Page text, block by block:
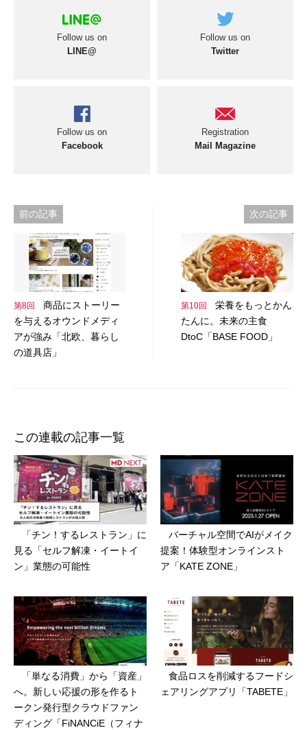
Follow us on
LINE@
Follow us on
Twitter
Follow us on
Facebook
Registration
Mail Magazine
投
ゲ
ー
シ
前の記事
第8回
商品にストーリー
を与えるオウンドメディ
アが強み「北欧、暮らし
の道具店」
次の記事
第10回
栄養をもっとかん
たんに。未来の主食
DtoC「BASE FOOD」
この連載の記事一覧
「チン！するレストラン」に
見る「セルフ解凍・イートイ
ン」業態の可能性
バーチャル空間でAIがメイク
提案！体験型オンラインスト
ア「KATE ZONE」
「単なる消費」から「資産」
へ。新しい応援の形を作るト
ークン発行型クラウドファン
ディング「FiNANCiE（フィナ
食品ロスを削減するフードシ
ェアリングアプリ「TABETE」